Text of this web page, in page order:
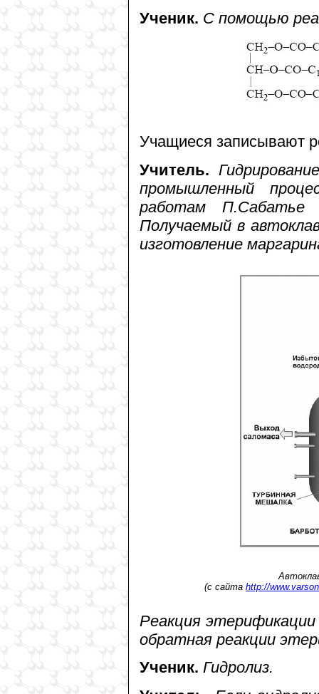
Ученик. С помощью
Учащиеся записывают
Учитель.
промышленный
работам П.Сабатье
Получаемый в
изготовление
(с сайта http://
Реакция
обратная реакции
Ученик. Гидролиз.